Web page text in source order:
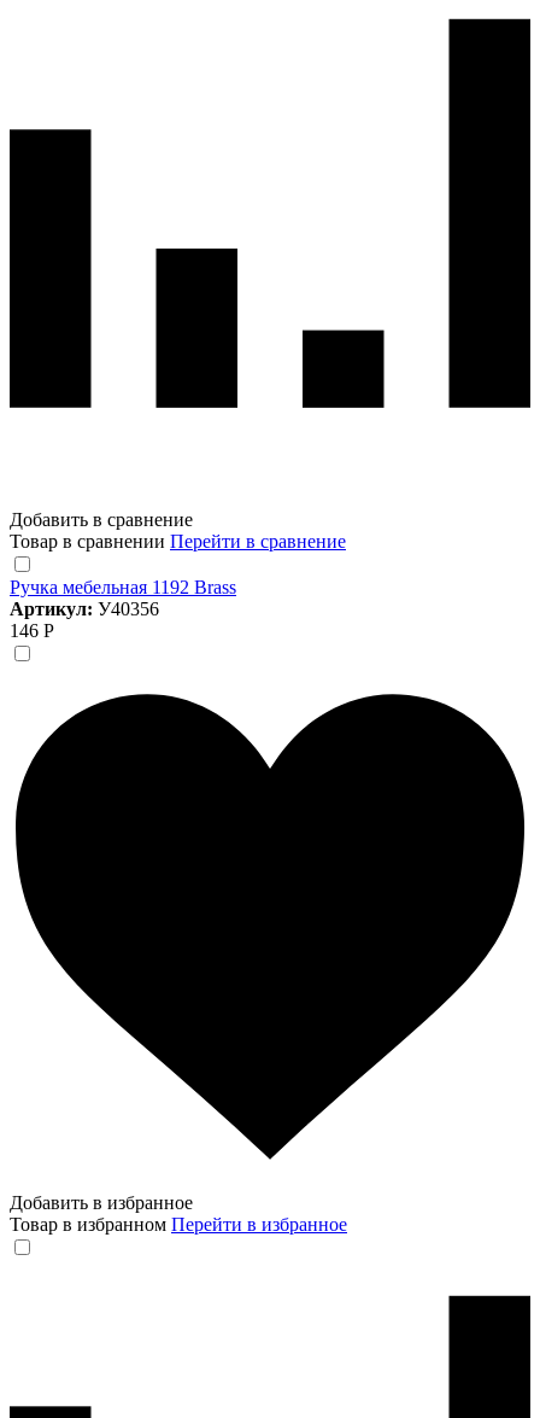
Добавить в сравнение
Товар в сравнении Перейти в сравнение
Ручка мебельная 1192 Brass
Артикул: У40356
146 Р
Добавить в избранное
Товар в избранном Перейти в избранное